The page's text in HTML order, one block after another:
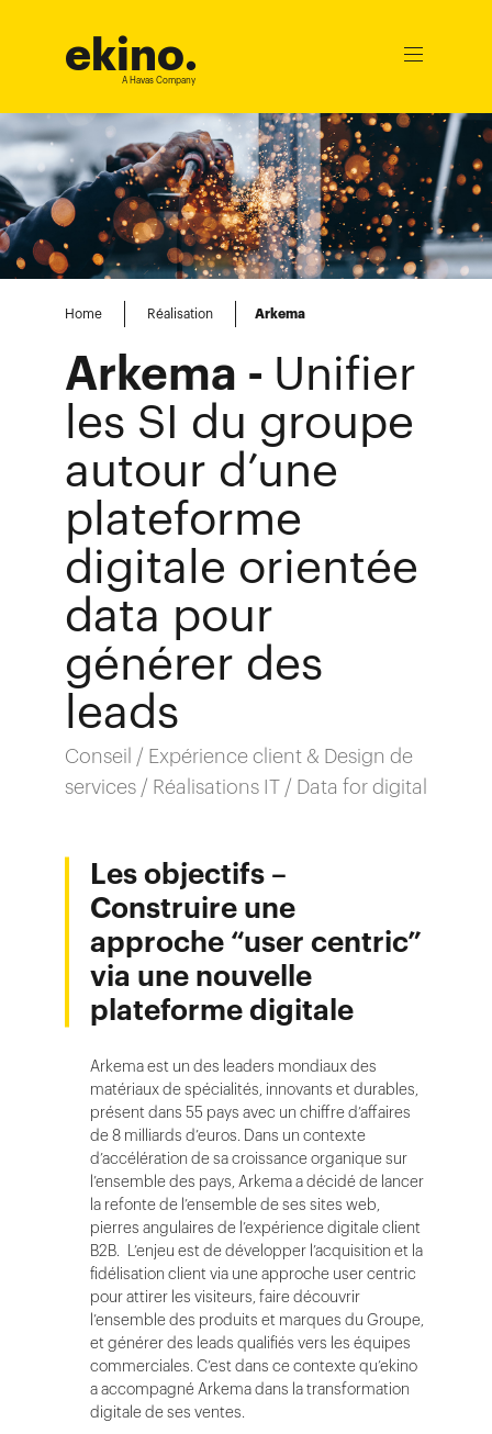
ekino.
A Havas Company
Ouvrir
Home Réalisation Arkema
Arkema - Unifier
les SI du groupe
autour d’une
plateforme
digitale orientée
data pour
générer des
leads
Conseil / Expérience client & Design de
services / Réalisations IT / Data for digital
Les objectifs –
Construire une
approche “user centric”
via une nouvelle
plateforme digitale
Arkema est un des leaders mondiaux des
matériaux de spécialités, innovants et durables,
présent dans 55 pays avec un chiffre d’affaires
de 8 milliards d’euros. Dans un contexte
d’accélération de sa croissance organique sur
l’ensemble des pays, Arkema a décidé de lancer
la refonte de l’ensemble de ses sites web,
pierres angulaires de l’expérience digitale client
B2B. L’enjeu est de développer l’acquisition et la
fidélisation client via une approche user centric
pour attirer les visiteurs, faire découvrir
l’ensemble des produits et marques du Groupe,
et générer des leads qualifiés vers les équipes
commerciales. C’est dans ce contexte qu’ekino
a accompagné Arkema dans la transformation
digitale de ses ventes.